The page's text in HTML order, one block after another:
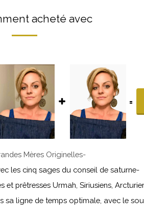
acheté avec
=
Mères Originelles-
les cinq sages du conseil de saturne-
prêtresses Urmah, Siriusiens,
sa ligne de temps optimale, avec le